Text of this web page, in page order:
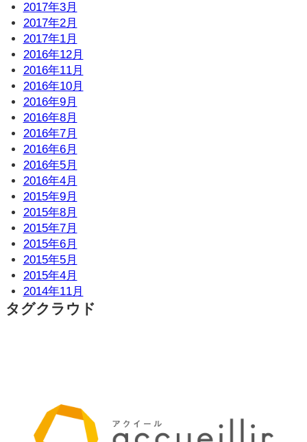
2017年3月
2017年2月
2017年1月
2016年12月
2016年11月
2016年10月
2016年9月
2016年8月
2016年7月
2016年6月
2016年5月
2016年4月
2015年9月
2015年8月
2015年7月
2015年6月
2015年5月
2015年4月
2014年11月
タグクラウド